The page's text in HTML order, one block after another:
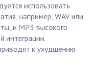
использовать
например, WAV или
и MP3 высокого
интеграции.
к ухудшению